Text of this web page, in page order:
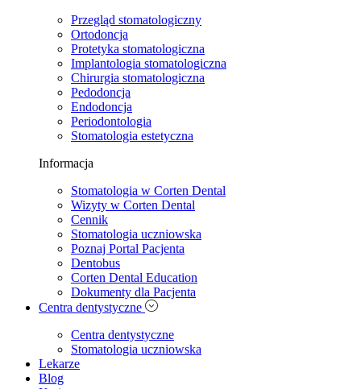
Przegląd stomatologiczny
Ortodoncja
Protetyka stomatologiczna
Implantologia stomatologiczna
Chirurgia stomatologiczna
Pedodoncja
Endodoncja
Periodontologia
Stomatologia estetyczna
Informacja
Stomatologia w Corten Dental
Wizyty w Corten Dental
Cennik
Stomatologia uczniowska
Poznaj Portal Pacjenta
Dentobus
Corten Dental Education
Dokumenty dla Pacjenta
Centra dentystyczne
Centra dentystyczne
Stomatologia uczniowska
Lekarze
Blog